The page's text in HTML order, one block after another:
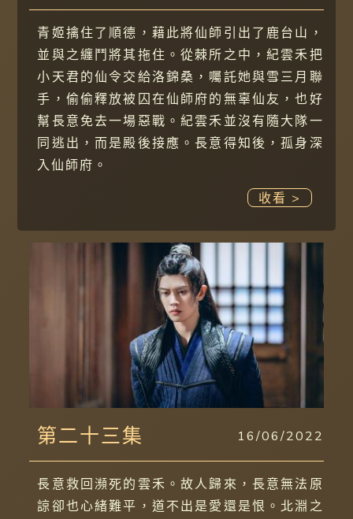
青姬擒住了順德，藉此將仙師引出了鹿台山，
並與之纏鬥將其拖住。從棘所之中，紀雲禾把
小天君的仙令交給洛錦桑，囑託她與雪三月聯
手，偷偷釋放被囚在仙師府的無辜仙友，也好
幫長意免去一場惡戰。紀雲禾並沒有隨大隊一
同逃出，而是殿後接應。長意得知後，孤身深
入仙師府。
收看 >
第二十三集 16/06/2022
長意救回瀕死的雲禾。故人歸來，長意無法原
諒卻也心緒難平，道不出是愛還是恨。北淵之